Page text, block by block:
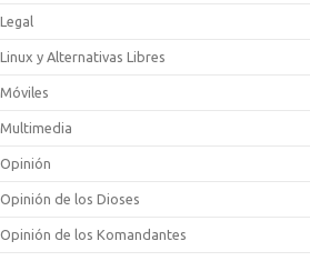
Legal
Linux y Alternativas Libres
Móviles
Multimedia
Opinión
Opinión de los Dioses
Opinión de los Komandantes